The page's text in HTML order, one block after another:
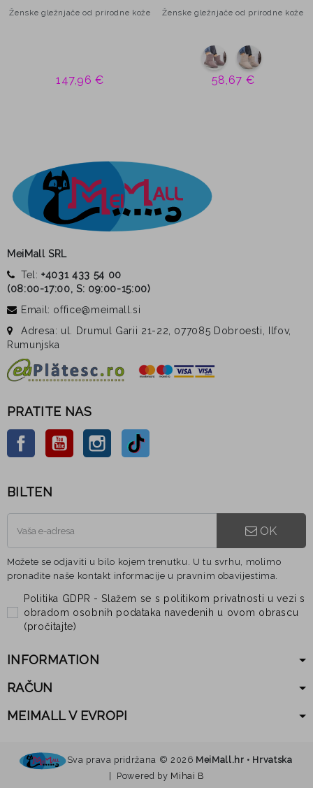
Ženske gležnjače od prirodne kože
147,96 €
Ženske gležnjače od prirodne kože
58,67 €
MeiMall SRL
Tel:+4031 433 54 00
(08:00-17:00, S: 09:00-15:00)
Email: office@meimall.si
Adresa: ul. Drumul Garii 21-22, 077085 Dobroesti, Ilfov,
Rumunjska
PRATITE NAS
FacebookYouTube Instagram
BILTEN
OK
Možete se odjaviti u bilo kojem trenutku. U tu svrhu, molimo
pronađite naše kontakt informacije u pravnim obavijestima.
Politika GDPR - Slažem se s politikom privatnosti u vezi s
obradom osobnih podataka navedenih u ovom obrascu
(pročitajte)
INFORMATION
RAČUN
MEIMALL V EVROPI
Sva prava pridržana © 2026 MeiMall.hr • Hrvatska
| Powered by Mihai B